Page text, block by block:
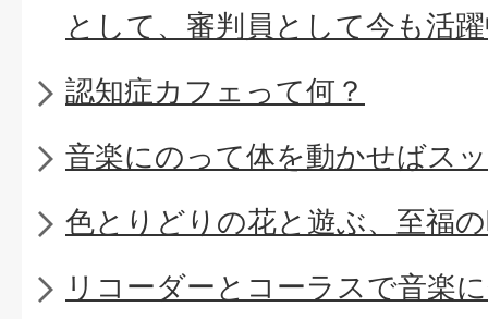
として、審判員として今も活
認知症カフェって何？
音楽にのって体を動かせばス
色とりどりの花と遊ぶ、至福
リコーダーとコーラスで音楽